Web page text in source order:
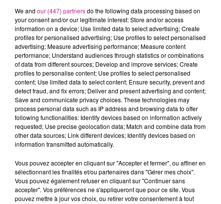
LE 7-10 ALSACE DU 1ER DECEMBRE
Retrouvez les meilleurs moments du 7-10 Alsace avec
Color, votre façadier dans le Haut-Rhin.
TITRES DIFFUSÉS
19h57
19h57 19h53
19h53 19h50
19h50
We and our (447) partnersdo the following data processing based on
your consent and/or our legitimate interest: Store and/or access
information on a device; Use limited data to select advertising; Create
profiles for personalised advertising; Use profiles to select personalised
advertising; Measure advertising performance; Measure content
performance; Understand audiences through statistics or combinations
of data from different sources; Develop and improve services; Create
profiles to personalise content; Use profiles to select personalised
content; Use limited data to select content; Ensure security, prevent and
detect fraud, and fix errors; Deliver and present advertising and content;
Save and communicate privacy choices. These technologies may
process personal data such as IP address and browsing data to offer
following functionalities: Identify devices based on information actively
requested; Use precise geolocation data; Match and combine data from
other data sources; Link different devices; Identify devices based on
information transmitted automatically.
Vous pouvez accepter en cliquant sur "Accepter et fermer", ou affiner en
sélectionnant les finalités et/ou partenaires dans "Gérer mes choix".
Vous pouvez également refuser en cliquant sur "Continuer sans
accepter". Vos préférences ne s'appliqueront que pour ce site. Vous
pouvez mettre à jour vos choix, ou retirer votre consentement à tout